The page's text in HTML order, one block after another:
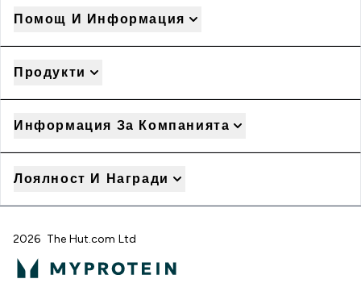
Помощ И Информация
Продукти
Информация За Компанията
Лоялност И Награди
2026 The Hut.com Ltd